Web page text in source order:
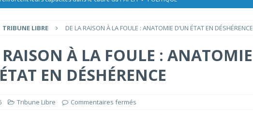
cadres à des postes clés au Ministère à la Condition féminine et aux
sur le renforcement institutionnel et les modalités opérationnelles
TRIBUNE LIBRE DE LA RAISON À LA FOULE : ANATOMIE D’UN ÉTAT EN DÉSHÉRENCE
RAISON À LA FOULE : ANATOMIE
EN DÉSHÉRENCE
Tribune Libre Commentaires fermés